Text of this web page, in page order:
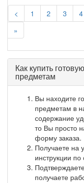
< 1 2 3 4
»
Как купить
предметам
Вы находите
предметам в
содержание
то Вы просто
форму заказа.
Получаете на
инструкции
получаете